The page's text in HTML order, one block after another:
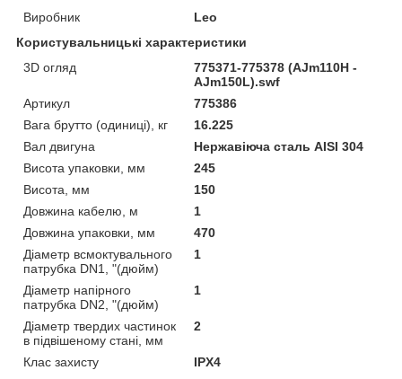
Виробник
Leo
Користувальницькі характеристики
3D огляд
775371-775378 (AJm110H -
AJm150L).swf
Артикул
775386
Вага брутто (одиниці), кг
16.225
Вал двигуна
Нержавіюча сталь AISI 304
Висота упаковки, мм
245
Висота, мм
150
Довжина кабелю, м
1
Довжина упаковки, мм
470
Діаметр всмоктувального
патрубка DN1, "(дюйм)
1
Діаметр напірного
патрубка DN2, "(дюйм)
1
Діаметр твердих частинок
в підвішеному стані, мм
2
Клас захисту
IPX4